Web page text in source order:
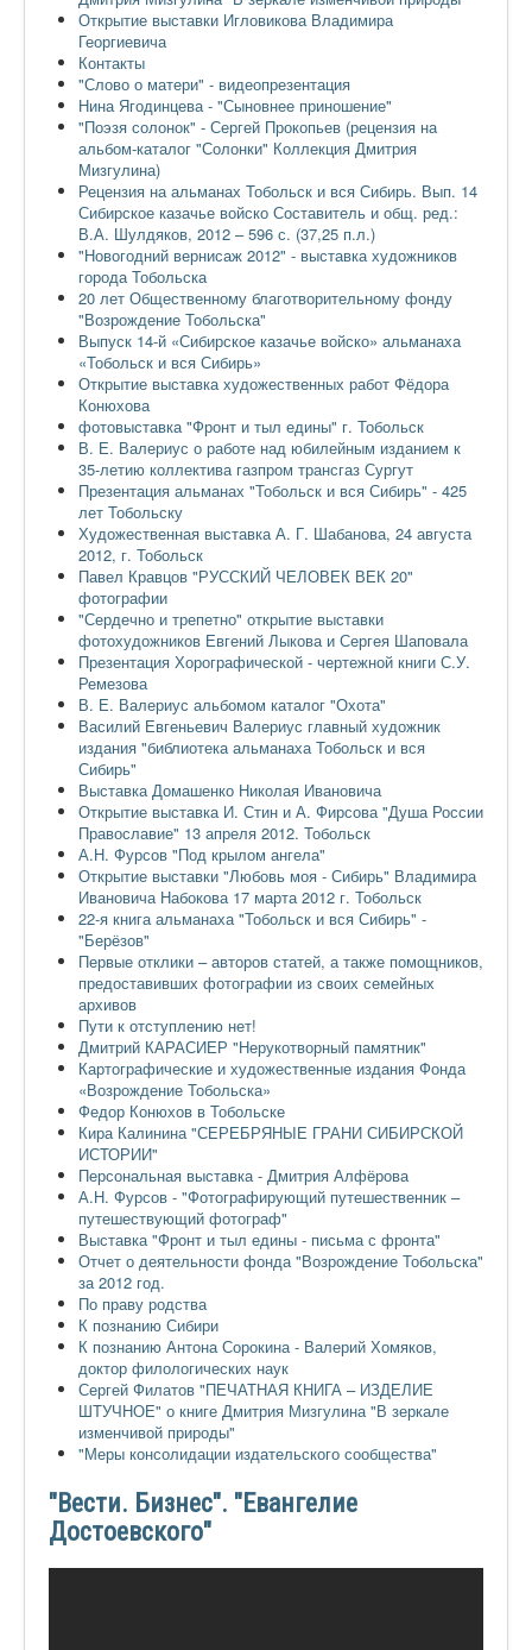
Открытие выставки Игловикова Владимира
Георгиевича
Контакты
"Слово о матери" - видеопрезентация
Нина Ягодинцева - "Сыновнее приношение"
"Поэзя солонок" - Сергей Прокопьев (рецензия на
альбом-каталог "Солонки" Коллекция Дмитрия
Мизгулина)
Рецензия на альманах Тобольск и вся Сибирь. Вып. 14
Сибирское казачье войско Составитель и общ. ред.:
В.А. Шулдяков, 2012 – 596 с. (37,25 п.л.)
"Новогодний вернисаж 2012" - выставка художников
города Тобольска
20 лет Общественному благотворительному фонду
"Возрождение Тобольска"
Выпуск 14-й «Сибирское казачье войско» альманаха
«Тобольск и вся Сибирь»
Открытие выставка художественных работ Фёдора
Конюхова
фотовыставка "Фронт и тыл едины" г. Тобольск
В. Е. Валериус о работе над юбилейным изданием к
35-летию коллектива газпром трансгаз Сургут
Презентация альманах "Тобольск и вся Сибирь" - 425
лет Тобольску
Художественная выставка А. Г. Шабанова, 24 августа
2012, г. Тобольск
Павел Кравцов "РУССКИЙ ЧЕЛОВЕК ВЕК 20"
фотографии
"Сердечно и трепетно" открытие выставки
фотохудожников Евгений Лыкова и Сергея Шаповала
Презентация Хорографической - чертежной книги С.У.
Ремезова
В. Е. Валериус альбомом каталог "Охота"
Василий Евгеньевич Валериус главный художник
издания "библиотека альманаха Тобольск и вся
Сибирь"
Выставка Домашенко Николая Ивановича
Открытие выставка И. Стин и А. Фирсова "Душа России
Православие" 13 апреля 2012. Тобольск
А.Н. Фурсов "Под крылом ангела"
Открытие выставки "Любовь моя - Сибирь" Владимира
Ивановича Набокова 17 марта 2012 г. Тобольск
22-я книга альманаха "Тобольск и вся Сибирь" -
"Берёзов"
Первые отклики – авторов статей, а также помощников,
предоставивших фотографии из своих семейных
архивов
Пути к отступлению нет!
Дмитрий КАРАСИЕР "Нерукотворный памятник"
Картографические и художественные издания Фонда
«Возрождение Тобольска»
Федор Конюхов в Тобольске
Кира Калинина "СЕРЕБРЯНЫЕ ГРАНИ СИБИРСКОЙ
ИСТОРИИ"
Персональная выставка - Дмитрия Алфёрова
А.Н. Фурсов - "Фотографирующий путешественник –
путешествующий фотограф"
Выставка "Фронт и тыл едины - письма с фронта"
Отчет о деятельности фонда "Возрождение Тобольска"
за 2012 год.
По праву родства
К познанию Сибири
К познанию Антона Сорокина - Валерий Хомяков,
доктор филологических наук
Сергей Филатов "ПЕЧАТНАЯ КНИГА – ИЗДЕЛИЕ
ШТУЧНОЕ" о книге Дмитрия Мизгулина "В зеркале
изменчивой природы"
"Меры консолидации издательского сообщества"
"Вести. Бизнес". "Евангелие
Достоевского"